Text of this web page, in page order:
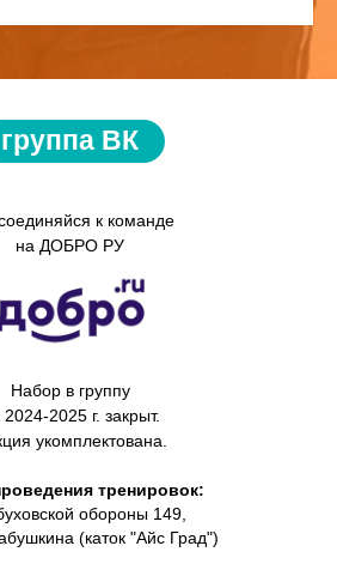
группа ВК
к команде
на ДОБРО РУ
Набор в группу
2024-2025 г. закрыт.
укомплектована.
тренировок:
обороны 149,
(каток "Айс Град")